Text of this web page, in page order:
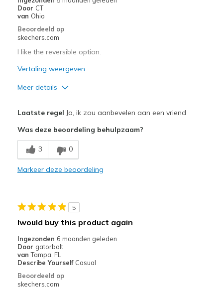
Door CT
van Ohio
Beoordeeld op
skechers.com
I like the reversible option.
Vertaling weergeven
Meer details
Comfortable
Width
Sizing
Feels true to size
Laatste regel Ja, ik zou aanbevelen aan een vriend
Was deze beoordeling behulpzaam?
3 0
Markeer deze beoordeling
5
Iwould buy this product again
Ingezonden 6 maanden geleden
Door gatorbolt
van Tampa, FL
Describe Yourself Casual
Beoordeeld op
skechers.com